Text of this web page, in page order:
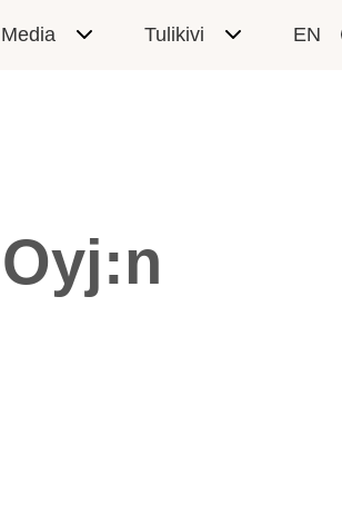
Media Tulikivi EN